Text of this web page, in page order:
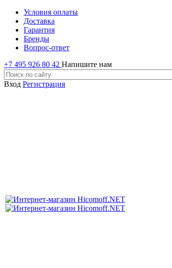
Условия оплаты
Доставка
Гарантия
Бренды
Вопрос-ответ
+7 495 926 80 42 Напишите нам
Вход Регистрация